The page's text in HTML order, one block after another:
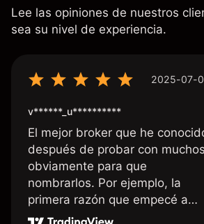
Lee las opiniones de nuestros
sea su nivel de experiencia.
2025-07-
v******_u**********
El mejor broker que he
después de probar con
obviamente para que
nombrarlos. Por ejemplo, la
primera razón que empecé a
usar Capital fue la llegada de mi